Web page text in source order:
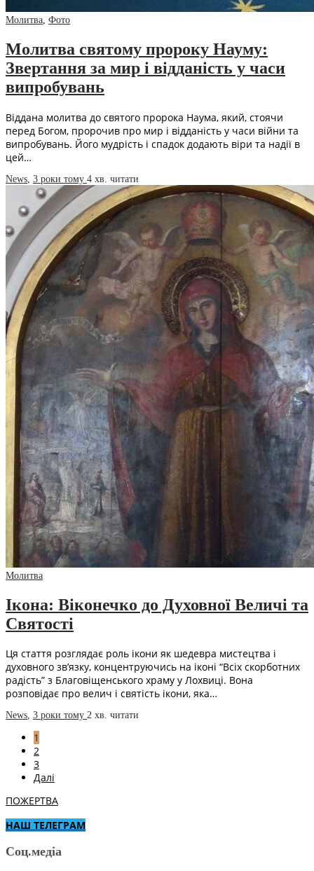
Молитва Фото
Молитва святому пророку Науму:
Звертання за мир і відданість у часи
випробувань
Віддана молитва до святого пророка Наума, який, стоячи
перед Богом, пророчив про мир і відданість у часи війни та
випробувань. Його мудрість і спадок додають віри та надії в
цей…
News 3 роки тому 4 хв. читати
Молитва
Ікона: Віконечко до Духовної Величі та
Святості
Ця стаття розглядає роль ікони як шедевра мистецтва і
духовного зв’язку, концентруючись на іконі “Всіх скорботних
радість” з Благовіщенського храму у Лохвиці. Вона
розповідає про велич і святість ікони, яка…
News, 3 роки тому 2 хв. читати
1
2
3
Далі
ПОЖЕРТВА
НАШ ТЕЛЕГРАМ
Соц.медіа